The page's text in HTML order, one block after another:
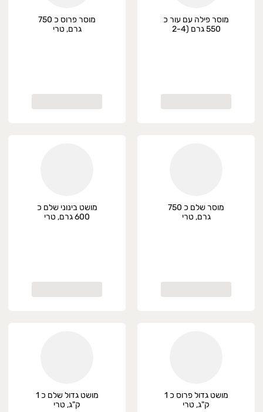
מוסר פילה עם עור כ
550 גרם (2-4
מוסר פרוס כ 750
גרם, טרי
מוסר שלם כ 750
גרם, טרי
מושט בינוני שלם כ
600 גרם, טרי
מושט גדול פרוס כ 1
ק"ג, טרי
מושט גדול שלם כ 1
ק"ג, טרי